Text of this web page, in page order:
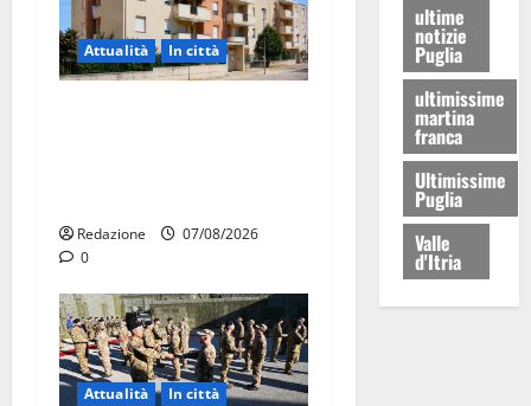
Attualità In città
Redazione
07/08/2026
0
Attualità In città
ultime
notizie
Puglia
ultimissime
martina
franca
Ultimissime
Puglia
Valle
d'Itria